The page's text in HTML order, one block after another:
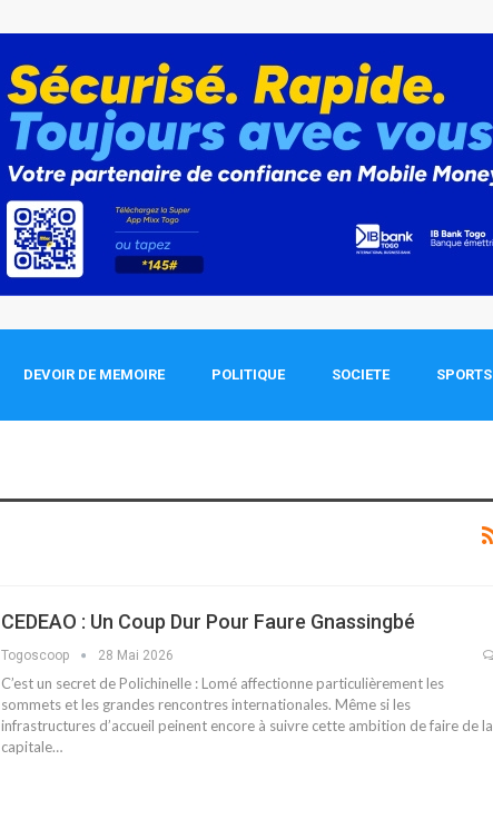
DEVOIR DE MEMOIRE POLITIQUE SOCIETE SPORTS
CEDEAO : Un Coup Dur Pour Faure Gnassingbé
Togoscoop 28 Mai 2026
C’est un secret de Polichinelle : Lomé affectionne particulièrement les
sommets et les grandes rencontres internationales. Même si les
infrastructures d’accueil peinent encore à suivre cette ambition de faire de la
capitale…